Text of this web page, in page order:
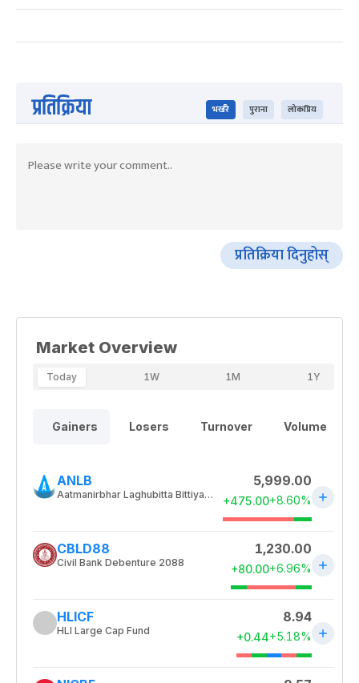
प्रतिक्रिया भर्खरै पुराना लोकप्रिय
प्रतिक्रिया दिनुहोस्